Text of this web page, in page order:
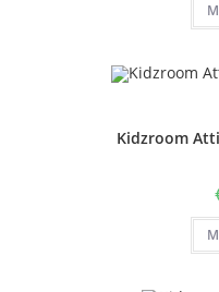
Kidzroom